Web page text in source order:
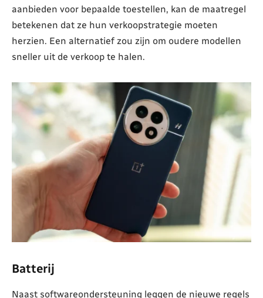
aanbieden voor bepaalde toestellen, kan de maatregel
betekenen dat ze hun verkoopstrategie moeten
herzien. Een alternatief zou zijn om oudere modellen
sneller uit de verkoop te halen.
Batterij
Naast softwareondersteuning leggen de nieuwe regels